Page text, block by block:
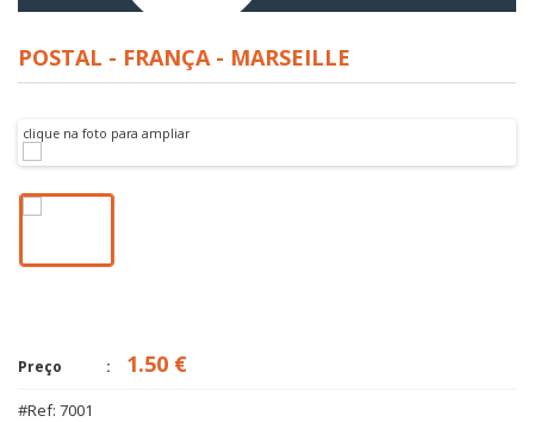
POSTAL - FRANÇA - MARSEILLE
clique na foto para ampliar
Preço 1.50 €
#Ref: 7001